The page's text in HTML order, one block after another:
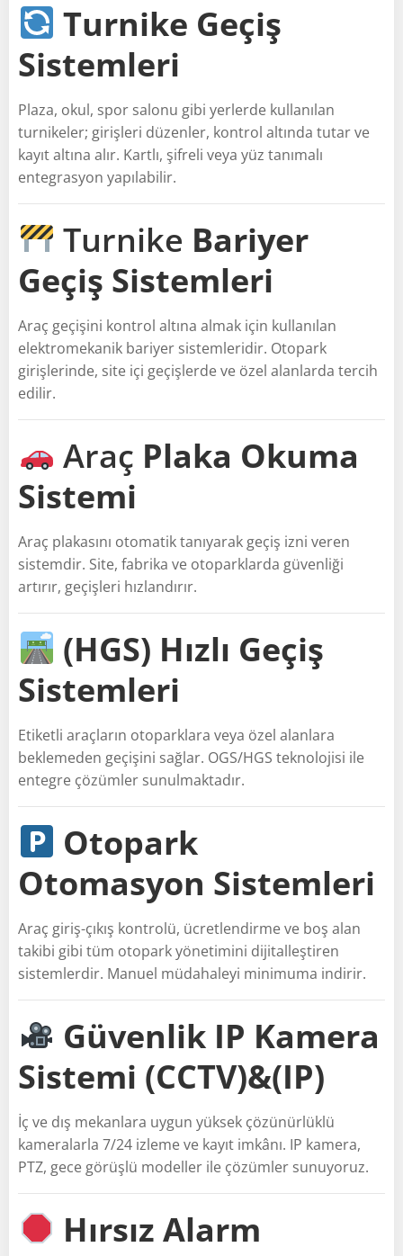
Turnike Geçiş
Sistemleri
Plaza, okul, spor salonu gibi yerlerde kullanılan
turnikeler; girişleri düzenler, kontrol altında tutar ve
kayıt altına alır. Kartlı, şifreli veya yüz tanımalı
entegrasyon yapılabilir.
Turnike Bariyer
Geçiş Sistemleri
Araç geçişini kontrol altına almak için kullanılan
elektromekanik bariyer sistemleridir. Otopark
girişlerinde, site içi geçişlerde ve özel alanlarda tercih
edilir.
Araç Plaka Okuma
Sistemi
Araç plakasını otomatik tanıyarak geçiş izni veren
sistemdir. Site, fabrika ve otoparklarda güvenliği
artırır, geçişleri hızlandırır.
(HGS) Hızlı Geçiş
Sistemleri
Etiketli araçların otoparklara veya özel alanlara
beklemeden geçişini sağlar. OGS/HGS teknolojisi ile
entegre çözümler sunulmaktadır.
Otopark
Otomasyon Sistemleri
Araç giriş-çıkış kontrolü, ücretlendirme ve boş alan
takibi gibi tüm otopark yönetimini dijitalleştiren
sistemlerdir. Manuel müdahaleyi minimuma indirir.
Güvenlik IP Kamera
Sistemi (CCTV)&(IP)
İç ve dış mekanlara uygun yüksek çözünürlüklü
kameralarla 7/24 izleme ve kayıt imkânı. IP kamera,
PTZ, gece görüşlü modeller ile çözümler sunuyoruz.
Hırsız Alarm